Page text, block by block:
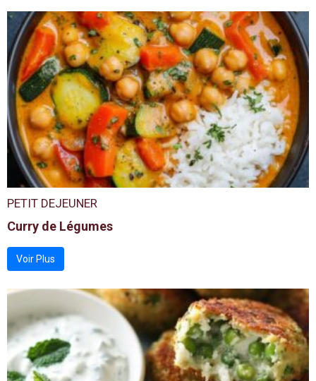
PETIT DEJEUNER
Curry de Légumes
Voir Plus